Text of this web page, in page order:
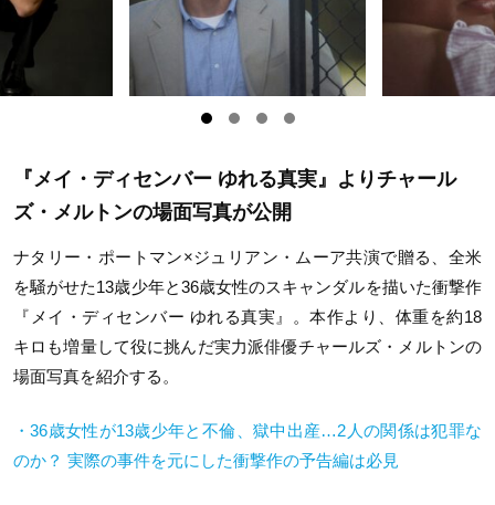
『メイ・ディセンバー ゆれる真実』よりチャール
ズ・メルトンの場面写真が公開
ナタリー・ポートマン×ジュリアン・ムーア共演で贈る、全米
を騒がせた13歳少年と36歳女性のスキャンダルを描いた衝撃作
『メイ・ディセンバー ゆれる真実』。本作より、体重を約18
キロも増量して役に挑んだ実力派俳優チャールズ・メルトンの
場面写真を紹介する。
・36歳女性が13歳少年と不倫、獄中出産…2人の関係は犯罪な
のか？ 実際の事件を元にした衝撃作の予告編は必見